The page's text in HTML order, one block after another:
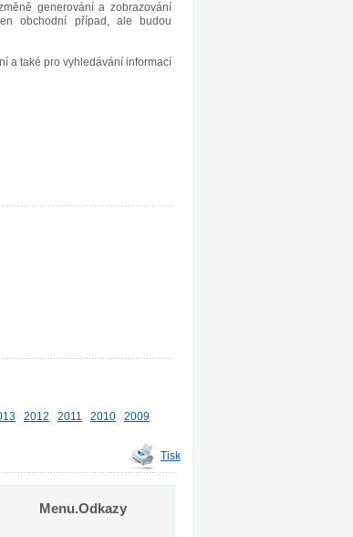
generování a zobrazování
obchodní případ, ale budou
a také pro vyhledávání informací
2012 2011 2010
2009
Tisk
Menu.Odkazy